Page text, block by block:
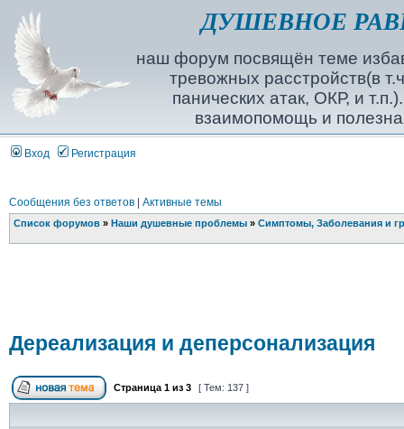
ДУШЕВНОЕ
наш форум посвящён теме
тревожных расстройств(в
панических атак, ОКР, и
взаимопомощь и
Вход Регистрация
Сообщения без ответов| Активные темы
Список форумов» Наши душевные проблемы» Симптомы, Заболевания и
Дереализация и деперсонализация
Страница 1из 3 [ Тем: 137 ]